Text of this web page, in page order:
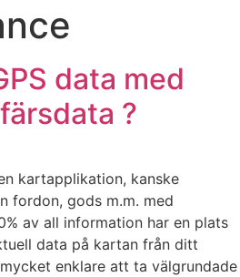
data med
?
kartapplikation, kanske
fordon, gods m.m. med
av all information har en plats
data på kartan från ditt
enklare att ta välgrundade